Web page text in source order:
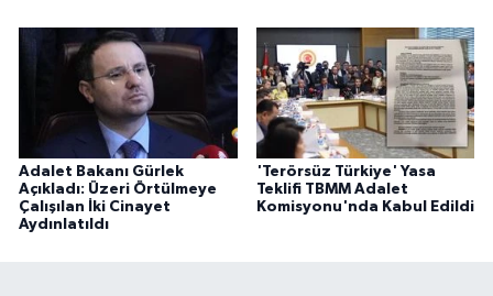
Adalet Bakanı Gürlek
Açıkladı: Üzeri Örtülmeye
Çalışılan İki Cinayet
Aydınlatıldı
'Terörsüz Türkiye' Yasa
Teklifi TBMM Adalet
Komisyonu'nda Kabul Edildi